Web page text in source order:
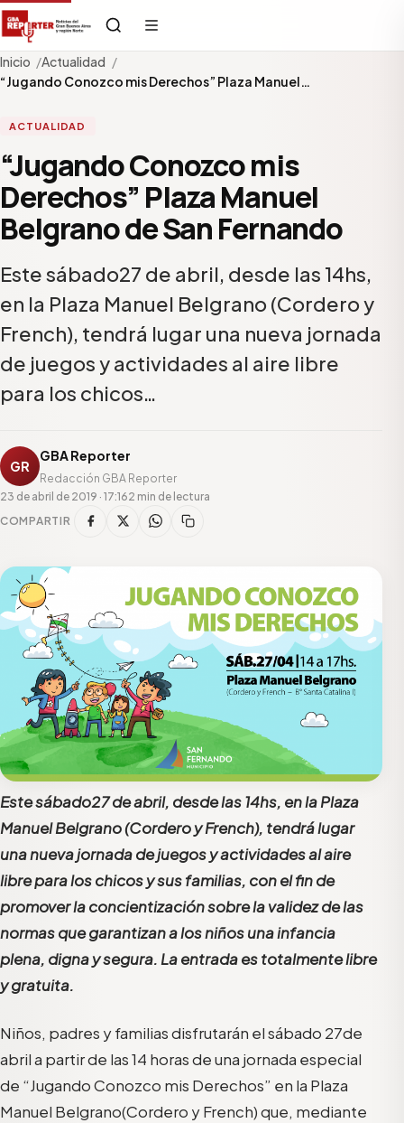
Inicio
Actualidad
“Jugando Conozco mis Derechos” Plaza Manuel…
ACTUALIDAD
“Jugando Conozco mis
Derechos” Plaza Manuel
Belgrano de San Fernando
Este sábado27 de abril, desde las 14hs,
en la Plaza Manuel Belgrano (Cordero y
French), tendrá lugar una nueva jornada
de juegos y actividades al aire libre
para los chicos…
GR
GBA Reporter
Redacción GBA Reporter
23 de abril de 2019 · 17:162 min de lectura
COMPARTIR
Este sábado27 de abril, desde las 14hs, en la Plaza
Manuel Belgrano (Cordero y French), tendrá lugar
una nueva jornada de juegos y actividades al aire
libre para los chicos y sus familias, con el fin de
promover la concientización sobre la validez de las
normas que garantizan a los niños una infancia
plena, digna y segura. La entrada es totalmente libre
y gratuita.
Niños, padres y familias disfrutarán el sábado 27de
abril a partir de las 14 horas de una jornada especial
de “Jugando Conozco mis Derechos” en la Plaza
Manuel Belgrano(Cordero y French) que, mediante